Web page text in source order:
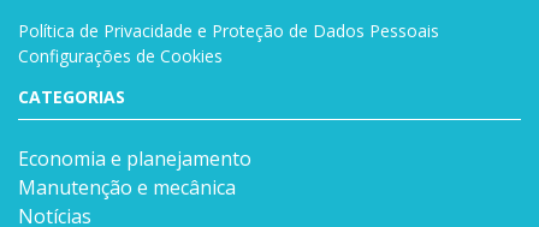
Política de Privacidade e Proteção de Dados Pessoais
Configurações de Cookies
CATEGORIAS
Economia e planejamento
Manutenção e mecânica
Notícias